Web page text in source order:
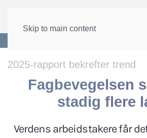
Skip to main content
2025-rapport bekrefter trend
Fagbevegelsen
stadig flere
Verdens arbeidstakere får